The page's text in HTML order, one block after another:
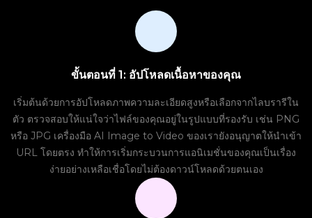
ขั้นตอนที่ 1: อัปโหลดเนื้อหาของคุณ
เริ่มต้นด้วยการอัปโหลดภาพความละเอียดสูงหรือเลือกจากไลบรารีใน
ตัว ตรวจสอบให้แน่ใจว่าไฟล์ของคุณอยู่ในรูปแบบที่รองรับ เช่น PNG
หรือ JPG เครื่องมือ AI Image to Video ของเรายังอนุญาตให้นำเข้า
URL โดยตรง ทำให้การเริ่มกระบวนการแอนิเมชั่นของคุณเป็นเรื่อง
ง่ายอย่างเหลือเชื่อโดยไม่ต้องดาวน์โหลดด้วยตนเอง